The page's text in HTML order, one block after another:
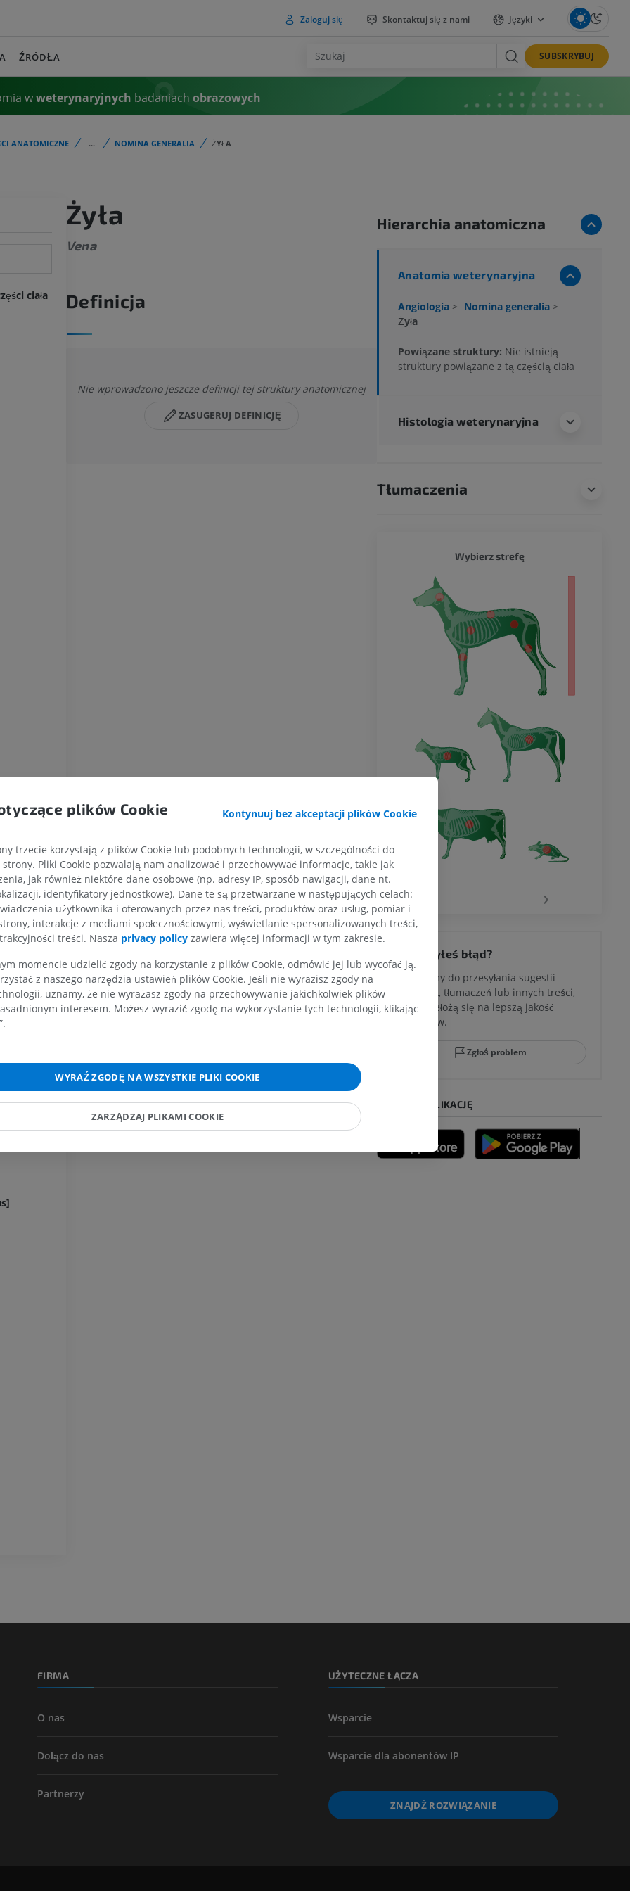
Zaloguj się Skontaktuj się z nami Języki
ŹRÓDŁA SUBSKRYBUJ
wweterynaryjnych badaniach obrazowych
ANATOMICZNE ... NOMINA GENERALIA ŻYŁA
ciała
Żyła
Vena
Definicja
Nie wprowadzono jeszcze definicji tej struktury anatomicznej
ZASUGERUJ DEFINICJĘ
Hierarchia anatomiczna
Anatomia weterynaryjna
Angiologia > Nomina generalia >
Żyła
Powiązane struktury: Nie istnieją
struktury powiązane z tą częścią ciała
Histologia weterynaryjna
Tłumaczenia
Ilustracje
PREMIUM
Koń - Palec
RM
PREMIUM
Koń – palec i kopyto
Ilustracje
Koń – głowa
TK
PREMIUM
Ilustracje
ZA DARMO
Wybierz strefę
›
Zauważyłeś błąd?
Zachęcamy do przesyłania sugestii
poprawek, tłumaczeń lub innych treści,
które przełożą się na lepszą jakość
materiałów.
Zgłoś problem
POBIERZ APLIKACJĘ
FIRMA
O nas
Dołącz do nas
Partnerzy
UŻYTECZNE ŁĄCZA
Wsparcie
Wsparcie dla abonentów IP
ZNAJDŹ ROZWIĄZANIE
plików Cookie Kontynuuj bez akceptacji plików Cookie
trzecie korzystają z plików Cookie lub podobnych technologii, w szczególności do
Pliki Cookie pozwalają nam analizować i przechowywać informacje, takie jak
jak również niektóre dane osobowe (np. adresy IP, sposób nawigacji, dane nt.
identyfikatory jednostkowe). Dane te są przetwarzane w następujących celach:
użytkownika i oferowanych przez nas treści, produktów oraz usług, pomiar i
interakcje z mediami społecznościowymi, wyświetlanie spersonalizowanych treści,
treści. Nasza privacy policy zawiera więcej informacji w tym zakresie.
momencie udzielić zgody na korzystanie z plików Cookie, odmówić jej lub wycofać ją.
z naszego narzędzia ustawień plików Cookie. Jeśli nie wyrazisz zgody na
uznamy, że nie wyrażasz zgody na przechowywanie jakichkolwiek plików
interesem. Możesz wyrazić zgodę na wykorzystanie tych technologii, klikając
WYRAŹ ZGODĘ NA WSZYSTKIE PLIKI COOKIE
ZARZĄDZAJ PLIKAMI COOKIE